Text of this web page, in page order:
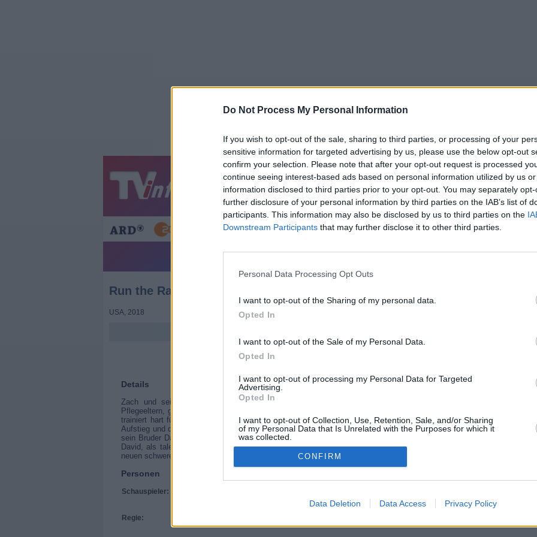
Do Not Process My Personal Information
If you wish to opt-out of the sale, sharing to third parties, or processing of your
sensitive information for targeted advertising by us, please use the below opt-out
confirm your selection. Please note that after your opt-out request is processed
continue seeing interest-based ads based on personal information utilized by us
information disclosed to third parties prior to your opt-out. You may separately
further disclosure of your personal information by third parties on the IAB’s list of
participants. This information may also be disclosed by us to third parties on the
Downstream Participants that may further disclose it to other third parties.
Personal Data Processing Opt Outs
I want to opt-out of the Sharing of my personal data.
Opted In
I want to opt-out of the Sale of my Personal Data.
Opted In
I want to opt-out of processing my Personal Data for Targeted
Advertising.
Opted In
I want to opt-out of Collection, Use, Retention, Sale, and/or Sharing
of my Personal Data that Is Unrelated with the Purposes for which it
was collected.
Opted In
CONFIRM
Data Deletion Data Access Privacy Policy
Jetzt 20:15 Tipps Sender Merkzettel TV-Agent Fußball
Gestern Heute So Mo Di Mi Do Fr
Run the Race - Das Rennen des Lebens - Spielfilm / Drama
Run the Race - Das Rennen des Lebens
USA 2018
Details
Zach und sein Bruder David kämpfen sich zusammen in einer Kleinstadt durch ihr Leben. Sie leben bei
Pflegeeltern, getrennt von ihrer verstorbenen Mutter und ihrem Vater, der sie anschließend verlassen hatte. Zach
trainiert hart für den Aufstieg in seinem Football-Team. Durch ein Football-Stipendium für ein Studium will er den
Aufstieg und den Ausbruch aus der Eintönigkeit seiner Kleinstadt schaffen. Ein Unfall wirft Zach aus der Bahn und
sein Bruder David versucht ihn danach mental und physisch wieder aufzubauen. Schließlich versucht sein Bruder
David, als talentierter Läufer-Athlet, ein Sport- Stipendium für ein Uni- Studium zu bekommen. Doch durch einen
neuen schweren Rückschlag zeigt das Schicksal den beiden Brüdern, worauf es im Leben wirklich ankommt.
Personen
Schauspieler:
Regie: